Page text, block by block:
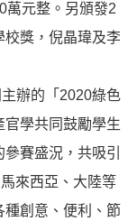
萬元整。另頒發2
校獎，倪晶瑋及李
辦的「2020綠色
官學共同鼓勵學生
賽盛況，共吸引
來西亞、大陸等
種創意、便利、節